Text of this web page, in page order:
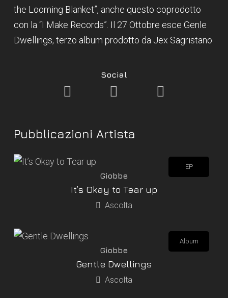
the Looming Blanket”, anche questo coprodotto
con la “I Make Records”. Il 27 Ottobre esce Genle
Dwellings, terzo album prodotto da Jex Sagristano
Social
Pubblicazioni Artista
EP
Giobbe
It’s Okay to Tear up
Ascolta
Album
Giobbe
Gentle Dwellings
Ascolta